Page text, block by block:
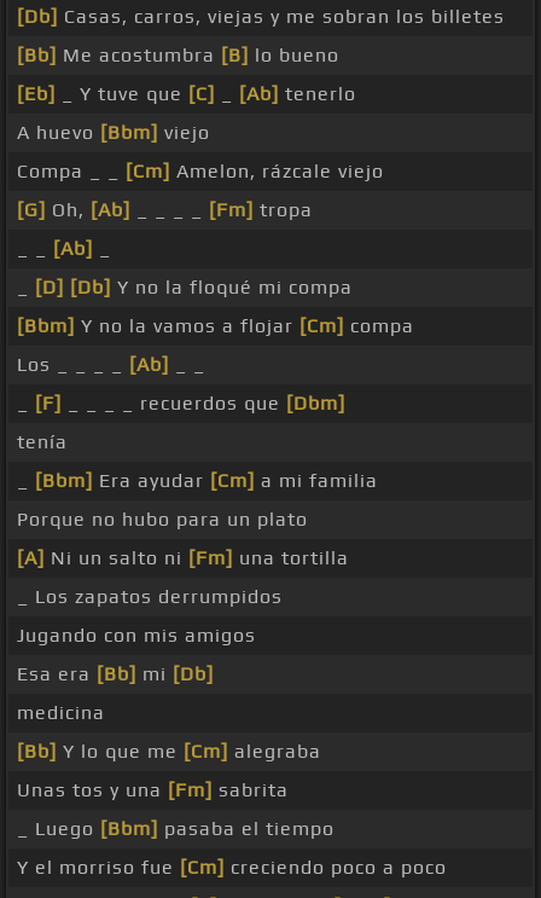
[Db] Casas, carros, viejas y me sobran los billetes
[Bb] Me acostumbra [B] lo bueno
[Eb]
_ Y tuve que [C] [Ab] tenerlo
A huevo [Bbm] viejo
Compa _ _
[Cm] Amelon, rázcale viejo
[G] Oh, [Ab] [Fm] tropa
[Ab]
[D] [Db] Y no la floqué mi compa
[Bbm] Y no la vamos a flojar [Cm] compa
Los _ _ _ _
[Ab]
[F] _ _ _ _ recuerdos que [Dbm]
tenía
[Bbm] Era ayudar [Cm] a mi familia
Porque no hubo para un plato
[A] Ni un salto ni [Fm] una tortilla
_ Los zapatos derrumpidos
Jugando con mis amigos
Esa era [Bb] mi [Db]
medicina
[Bb] Y lo que me [Cm] alegraba
Unas tos y una [Fm] sabrita
_ Luego [Bbm] pasaba el tiempo
Y el morriso fue [Cm] creciendo poco a poco